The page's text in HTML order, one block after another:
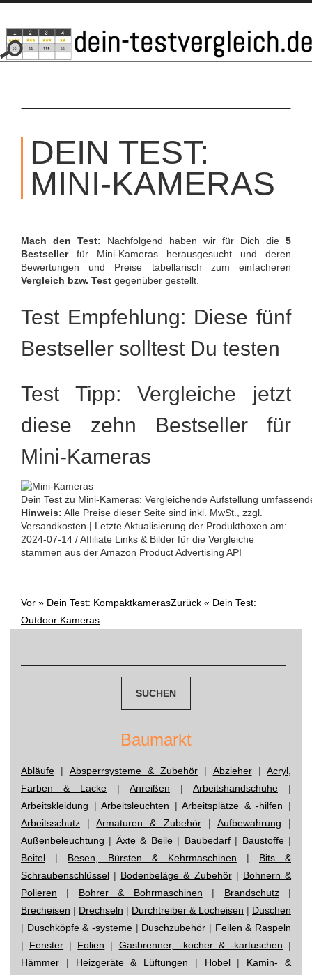
SKIP
CONTENT
DEIN TEST:
MINI-KAMERAS
Mach den Test: Nachfolgend haben wir für Dich die 5
Bestsellerfür Mini-Kameras herausgesucht und deren
Bewertungen und Preise tabellarisch zum einfacheren
Vergleich bzw. Test gegenüber gestellt.
Test Empfehlung: Diese fünf
Bestseller solltest Du testen
Test Tipp: Vergleiche jetzt
diese zehn Bestseller für
Mini-Kameras
Dein Test zu Mini-Kameras: Vergleichende Aufstellung
Hinweis: Alle Preise dieser Seite sind inkl. MwSt., zzgl.
Versandkosten | Letzte Aktualisierung der Produktboxen am:
2024-07-14 / Affiliate Links & Bilder für die Vergleiche
stammen aus der Amazon Product Advertising API
Post
Vor » Dein Test: KompaktkamerasZurück « Dein Test:
Outdoor Kameras
Baumarkt
Abläufe | Absperrsysteme & Zubehör | Abzieher| Acryl,
Farben & Lacke | Anreißen | Arbeitshandschuhe |
Arbeitskleidung |Arbeitsleuchten |Arbeitsplätze & -hilfen |
Arbeitsschutz |Armaturen & Zubehör| Aufbewahrung |
Außenbeleuchtung | Äxte & Beile| Baubedarf| Baustoffe|
Beitel | Besen, Bürsten & Kehrmaschinen | Bits &
Schraubenschlüssel | Bodenbeläge & Zubehör| Bohnern &
Polieren | Bohrer & Bohrmaschinen | Brandschutz|
Brecheisen | Drechseln | Durchtreiber & Locheisen | Duschen
| Duschköpfe & -systeme | Duschzubehör | Feilen & Raspeln
| Fenster | Folien | Gasbrenner, -kocher & -kartuschen |
Hämmer | Heizgeräte & Lüftungen | Hobel| Kamin- &